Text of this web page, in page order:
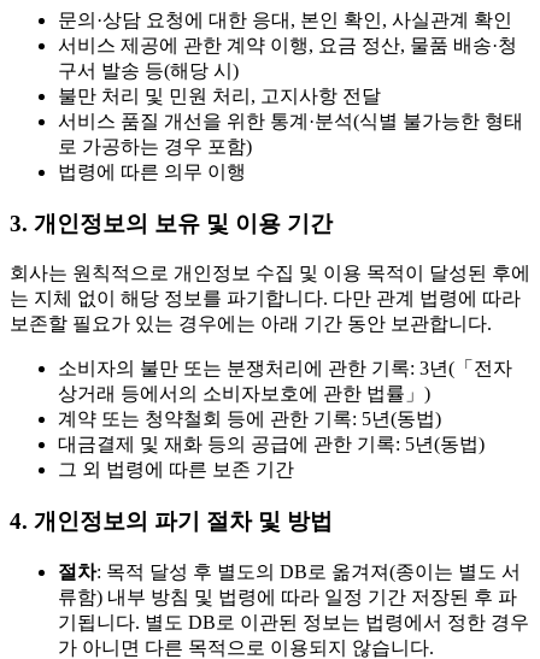
문의·상담 요청에 대한 응대, 본인 확인, 사실관계 확인
서비스 제공에 관한 계약 이행, 요금 정산, 물품 배송·청
구서 발송 등(해당 시)
불만 처리 및 민원 처리, 고지사항 전달
서비스 품질 개선을 위한 통계·분석(식별 불가능한 형태
로 가공하는 경우 포함)
법령에 따른 의무 이행
3. 개인정보의 보유 및 이용 기간
회사는 원칙적으로 개인정보 수집 및 이용 목적이 달성된 후에
는 지체 없이 해당 정보를 파기합니다. 다만 관계 법령에 따라
보존할 필요가 있는 경우에는 아래 기간 동안 보관합니다.
소비자의 불만 또는 분쟁처리에 관한 기록: 3년(「전자
상거래 등에서의 소비자보호에 관한 법률」)
계약 또는 청약철회 등에 관한 기록: 5년(동법)
대금결제 및 재화 등의 공급에 관한 기록: 5년(동법)
그 외 법령에 따른 보존 기간
4. 개인정보의 파기 절차 및 방법
절차: 목적 달성 후 별도의 DB로 옮겨져(종이는 별도 서
류함) 내부 방침 및 법령에 따라 일정 기간 저장된 후 파
기됩니다. 별도 DB로 이관된 정보는 법령에서 정한 경우
가 아니면 다른 목적으로 이용되지 않습니다.